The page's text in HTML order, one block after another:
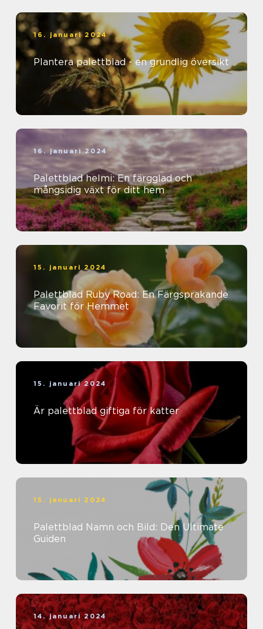
16. januari 2024
Plantera palettblad - en grundlig översikt
16. januari 2024
Palettblad helmi: En färgglad och
mångsidig växt för ditt hem
15. januari 2024
Palettblad Ruby Road: En Färgsprakande
Favorit för Hemmet
15. januari 2024
Är palettblad giftiga för katter
15. januari 2024
Palettblad Namn och Bild: Den Ultimate
Guiden
14. januari 2024